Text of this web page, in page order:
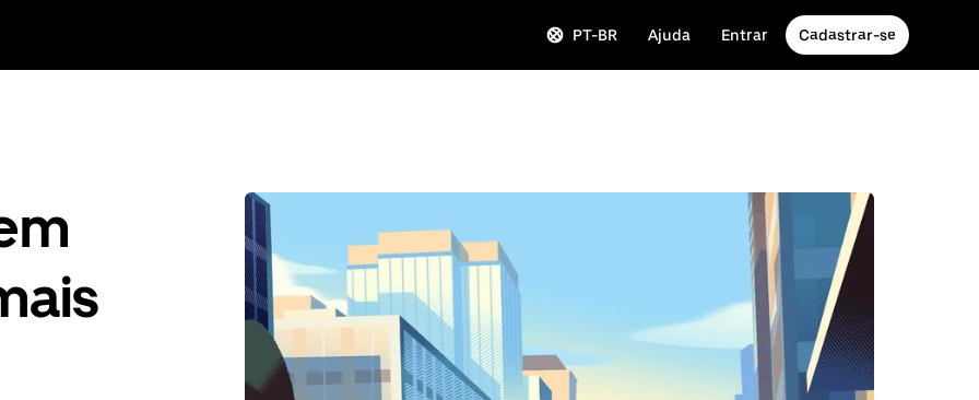
PT-BR Ajuda Entrar Cadastrar-se